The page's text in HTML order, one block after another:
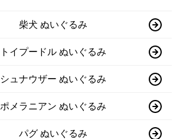
柴犬 ぬいぐるみ
トイプードル ぬいぐるみ
シュナウザー ぬいぐるみ
ポメラニアン ぬいぐるみ
パグ ぬいぐるみ